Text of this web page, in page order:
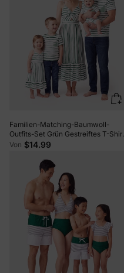
Familien-Matching-Baumwoll-
Outfits-Set Grün Gestreiftes T-Shirt
und Kleid-Set für Papa, Mama,
Familienausflüge & Fotos Grün
Von $14.99